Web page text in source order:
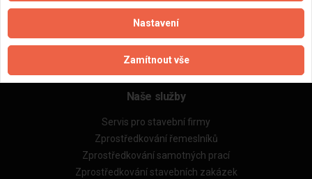
Obchodní podmínky (zprostředkování)
Obchodní podmínky (rozpočtování)
Reference
Naše excelové tabulky online
Naše služby
Servis pro stavební firmy
Zprostředkování řemeslníků
Zprostředkování samotných prací
Zprostředkování stavebních zakázek
Nastavení
Zamítnout vše